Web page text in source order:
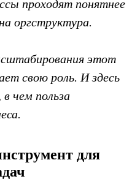
проходят понятнее
оргструктура.
этот
свою роль. И здесь
чем польза
для